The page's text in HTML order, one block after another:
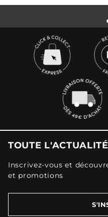
TOUTE
Inscrivez-vous et
et promotions